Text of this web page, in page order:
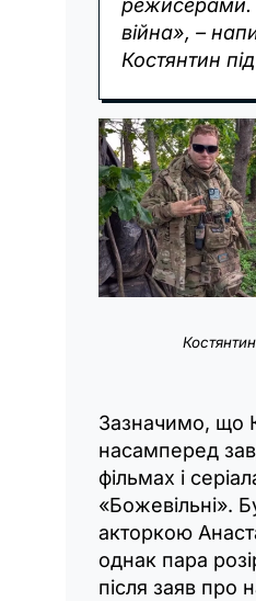
режисерами.
війна», –
Костянтин
Зазначимо, що
насамперед
фільмах і
«Божевільні».
акторкою
однак пара
після заяв про